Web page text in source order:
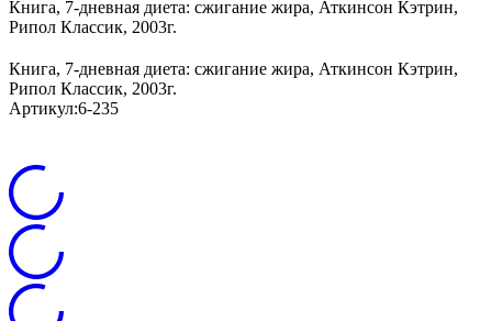
Книга, 7-дневная диета: сжигание жира, Аткинсон Кэтрин,
Рипол Классик, 2003г.
Книга, 7-дневная диета: сжигание жира, Аткинсон Кэтрин,
Рипол Классик, 2003г.
Артикул:6-235